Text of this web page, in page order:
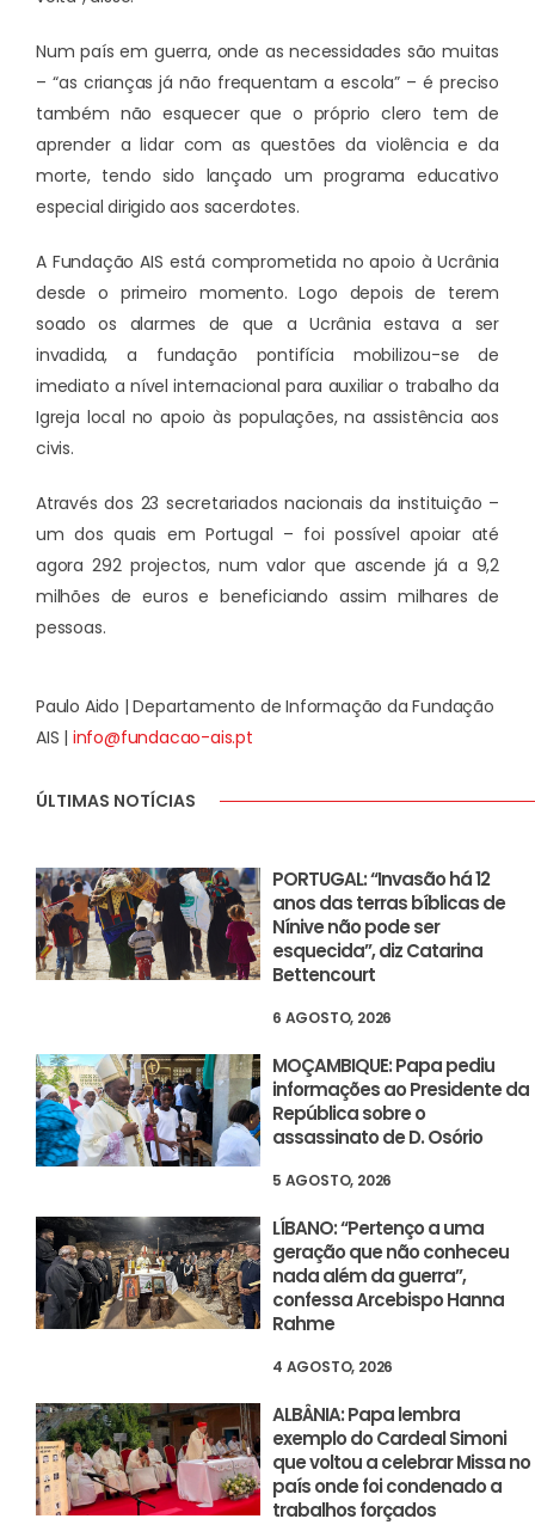
Num país em guerra, onde as necessidades são muitas
– “as crianças já não frequentam a escola” – é preciso
também não esquecer que o próprio clero tem de
aprender a lidar com as questões da violência e da
morte, tendo sido lançado um programa educativo
especial dirigido aos sacerdotes.
A Fundação AIS está comprometida no apoio à Ucrânia
desde o primeiro momento. Logo depois de terem
soado os alarmes de que a Ucrânia estava a ser
invadida, a fundação pontifícia mobilizou-se de
imediato a nível internacional para auxiliar o trabalho da
Igreja local no apoio às populações, na assistência aos
civis.
Através dos 23 secretariados nacionais da instituição –
um dos quais em Portugal – foi possível apoiar até
agora 292 projectos, num valor que ascende já a 9,2
milhões de euros e beneficiando assim milhares de
pessoas.
Paulo Aido | Departamento de Informação da Fundação
AIS | info@fundacao-ais.pt
ÚLTIMAS NOTÍCIAS
PORTUGAL: “Invasão há 12
anos das terras bíblicas de
Nínive não pode ser
esquecida”, diz Catarina
Bettencourt
6 AGOSTO, 2026
MOÇAMBIQUE: Papa pediu
informações ao Presidente da
República sobre o
assassinato de D. Osório
5 AGOSTO, 2026
LÍBANO: “Pertenço a uma
geração que não conheceu
nada além da guerra”,
confessa Arcebispo Hanna
Rahme
4 AGOSTO, 2026
ALBÂNIA: Papa lembra
exemplo do Cardeal Simoni
que voltou a celebrar Missa no
país onde foi condenado a
trabalhos forçados